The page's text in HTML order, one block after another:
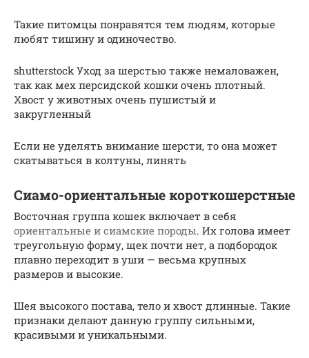
Такие питомцы понравятся тем людям, которые
любят тишину и одиночество.
shutterstock Уход за шерстью также немаловажен,
так как мех персидской кошки очень плотный.
Хвост у животных очень пушистый и
закругленный
Если не уделять внимание шерсти, то она может
скатываться в колтуны, линять
Сиамо-ориентальные короткошерстные
Восточная группа кошек включает в себя
ориентальные и сиамские породы. Их голова имеет
треугольную форму, щек почти нет, а подбородок
плавно переходит в уши — весьма крупных
размеров и высокие.
Шея высокого постава, тело и хвост длинные. Такие
признаки делают данную группу сильными,
красивыми и уникальными.